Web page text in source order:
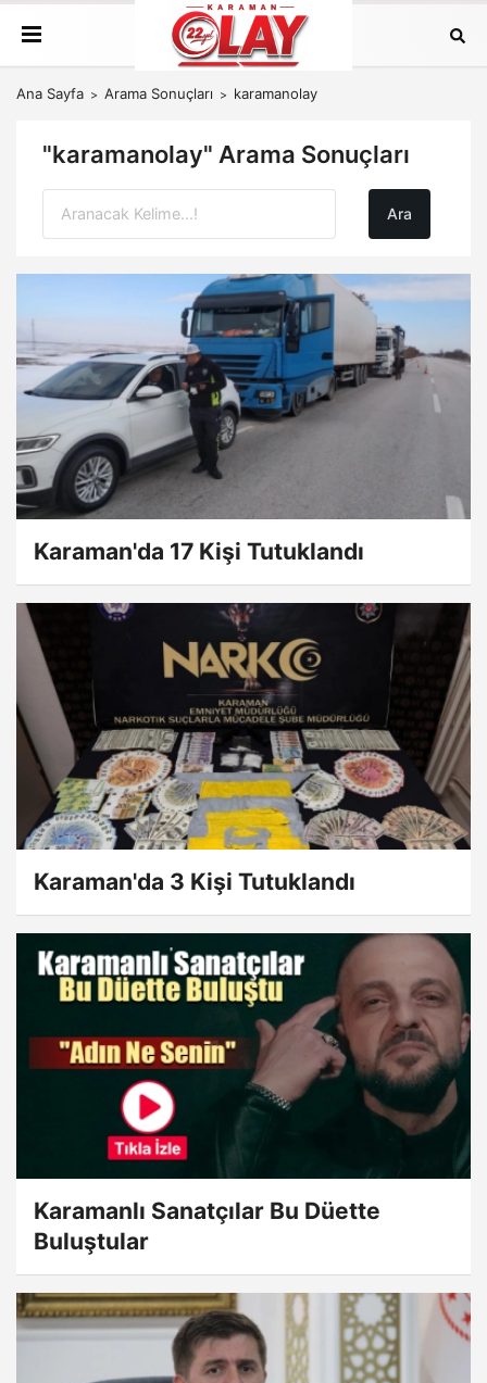
Ana Sayfa Arama Sonuçları karamanolay
"karamanolay" Arama Sonuçları
Karaman'da 17 Kişi Tutuklandı
Karaman'da 3 Kişi Tutuklandı
Karamanlı Sanatçılar Bu Düette
Buluştular